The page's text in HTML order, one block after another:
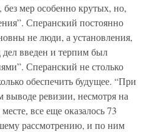
без мер особенно крутых, но,
Сперанский постоянно
не люди, а установления,
введен и терпим был
Сперанский не столько
обеспечить будущее. “При
выводе ревизии, несмотря на
все еще оказалось 73
рассмотрению, и по ним